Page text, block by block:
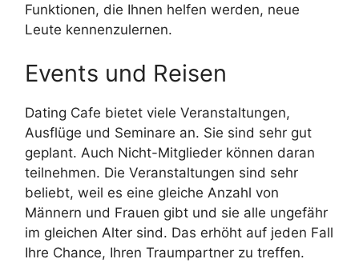
Funktionen, die Ihnen helfen werden, neue
Leute kennenzulernen.
Events und Reisen
Dating Cafe bietet viele Veranstaltungen,
Ausflüge und Seminare an. Sie sind sehr gut
geplant. Auch Nicht-Mitglieder können daran
teilnehmen. Die Veranstaltungen sind sehr
beliebt, weil es eine gleiche Anzahl von
Männern und Frauen gibt und sie alle ungefähr
im gleichen Alter sind. Das erhöht auf jeden Fall
Ihre Chance, Ihren Traumpartner zu treffen.